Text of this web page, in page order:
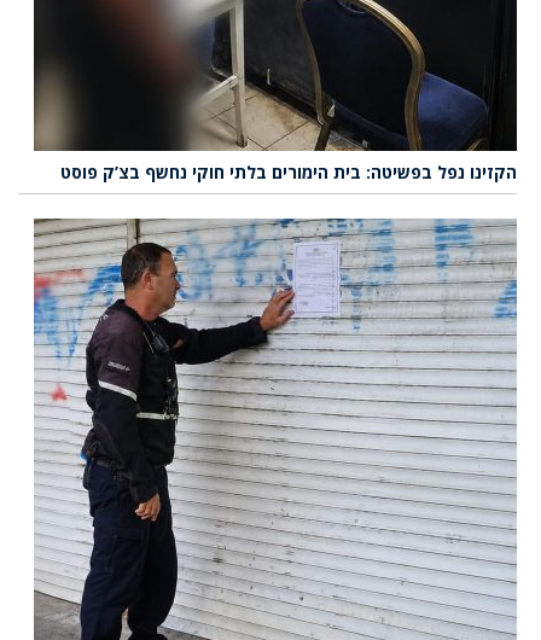
הקזינו נפל בפשיטה: בית הימורים בלתי חוקי נחשף בצ’ק פוסט